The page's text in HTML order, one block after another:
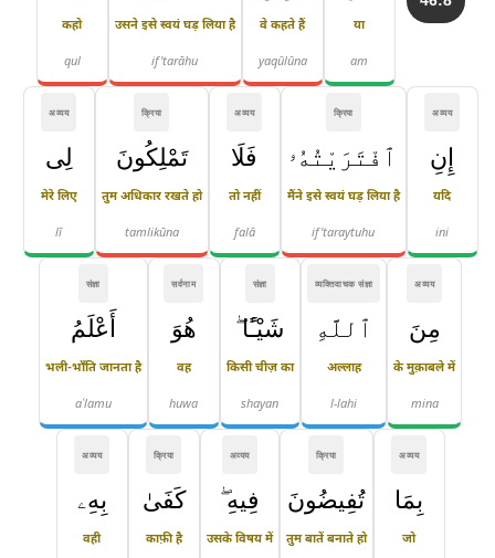
या
am
वे कहते हैं
yaqūlūna
उसने इसे स्वयं घड़ लिया है
if'tarāhu
कहो
qul
अव्यय
إِنِ
यदि
ini
क्रिया
ٱفْتَرَيْتُهُۥ
मैंने इसे स्वयं घड़ लिया है
if'taraytuhu
अव्यय
فَلَا
तो नहीं
falā
क्रिया
تَمْلِكُونَ
तुम अधिकार रखते हो
tamlikūna
अव्यय
لِى
मेरे लिए
lī
अव्यय
مِنَ
के मुक़ाबले में
mina
व्यक्तिवाचक संज्ञा
ٱللَّهِ
अल्लाह
l-lahi
संज्ञा
شَيْـًٔا ۖ
किसी चीज़ का
shayan
सर्वनाम
هُوَ
वह
huwa
संज्ञा
أَعْلَمُ
भली-भाँति जानता है
aʿlamu
अव्यय
بِمَا
जो
क्रिया
تُفِيضُونَ
तुम बातें बनाते हो
अव्यय
فِيهِ ۖ
उसके विषय में
क्रिया
كَفَىٰ
काफ़ी है
अव्यय
بِهِۦ
वही